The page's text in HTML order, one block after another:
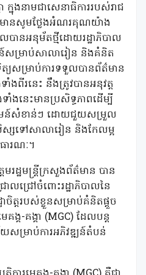
ា ក្នុងនាមជាសេនាធិការរបស់រាជ
មានសូមថ្លែងអំណរគុណយ៉ាង
ានអនុម័តថ្មីដោយរដ្ឋាភិបាល
សម្រាប់សាលារៀន និងគំនិត
ត្យសម្រាប់ការទទួលបានព័ត៌មាន
ពីរនេះ នឹងត្រូវបានអនុវត្ត
ាំងនេះមានប្រសិទ្ធភាពដើម្បី
មន៍សំខាន់ៗ ដោយជួយសម្រួល
សទៅសាលារៀន និងកែលម្អ
ធារណៈ។
រដ្ឋមន្ត្រីក្រសួងព័ត៌មាន បាន
លជ្រៅចំពោះរដ្ឋាភិបាលនៃ
ចិត្តរបស់ខ្លួនសម្រាប់គំនិតផ្តួច
គង្គ-គង្គា (MGC) ដែលបន្ត
សម្រាប់ការអភិវឌ្ឍន៍តំបន់